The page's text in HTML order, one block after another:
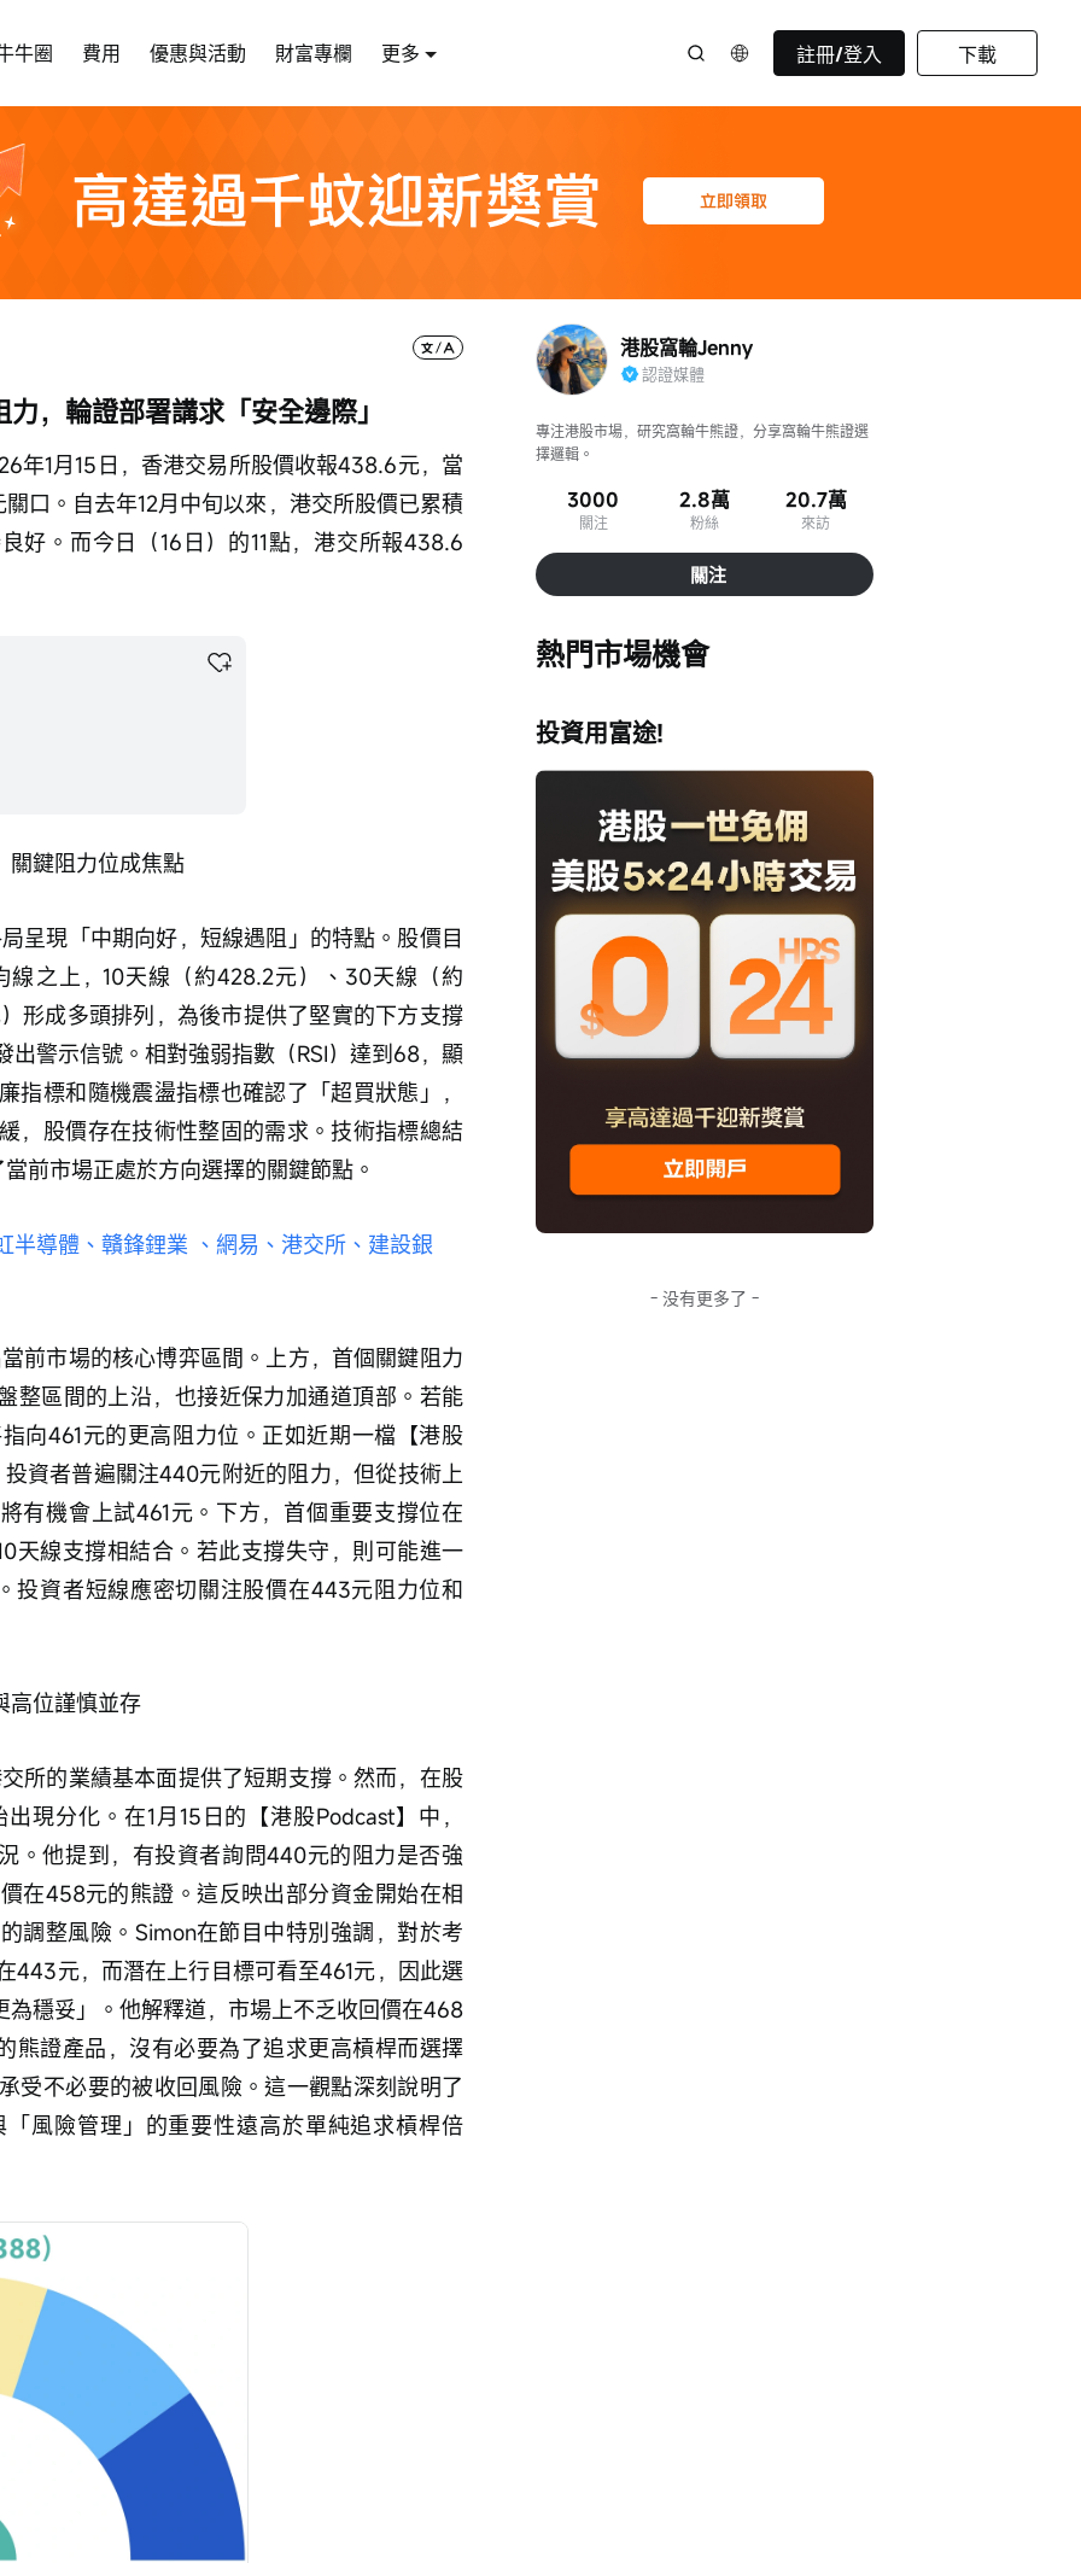
牛圈 費用 優惠與活動 財富專欄 更多 註冊/登入 下載
，輪證部署講求「安全邊際」
年1月15日，香港交易所股價收報438.6元，當
口。自去年12月中旬以來，港交所股價已累積
好。而今日（16日）的11點，港交所報438.6
關鍵阻力位成焦點
之上，10天線（約428.2元）、30天線（約
形成多頭排列，為後市提供了堅實的下方支撐
警示信號。相對強弱指數（RSI）達到68，顯
指標和隨機震盪指標也確認了「超買狀態」，
，股價存在技術性整固的需求。技術指標總結
前市場正處於方向選擇的關鍵節點。
半導體、贛鋒鋰業 、網易、港交所、建設銀
整區間的上沿，也接近保力加通道頂部。若能
向461元的更高阻力位。正如近期一檔【港股
資者普遍關注440元附近的阻力，但從技術上
有機會上試461元。下方，首個重要支撐位在
天線支撐相結合。若此支撐失守，則可能進一
投資者短線應密切關注股價在443元阻力位和
高位謹慎並存
現分化。在1月15日的【港股Podcast】中，
。他提到，有投資者詢問440元的阻力是否強
在458元的熊證。這反映出部分資金開始在相
調整風險。Simon在節目中特別強調，對於考
443元，而潛在上行目標可看至461元，因此選
穩妥」。他解釋道，市場上不乏收回價在468
熊證產品，沒有必要為了追求更高槓桿而選擇
受不必要的被收回風險。這一觀點深刻說明了
風險管理」的重要性遠高於單純追求槓桿倍
港股窩輪Jenny
認證媒體
專注港股市場，研究窩輪牛熊證，分享窩輪牛熊證選
擇邏輯。
3000
關注
2.8萬
粉絲
20.7萬
來訪
關注
熱門市場機會
投資用富途!
- 没有更多了 -